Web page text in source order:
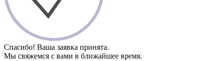
Спасибо! Ваша заявка принята.
Мы свяжемся с вами в ближайшее время.